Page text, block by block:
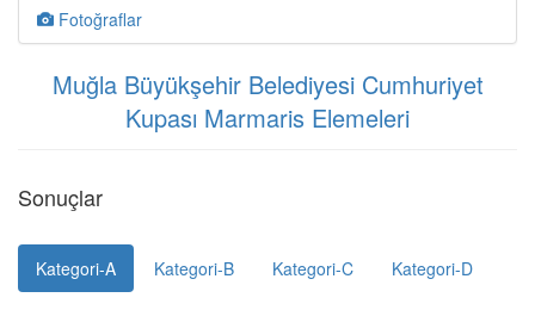
Fotoğraflar
Muğla Büyükşehir Belediyesi Cumhuriyet
Kupası Marmaris Elemeleri
Sonuçlar
Kategori-A Kategori-B Kategori-C Kategori-D